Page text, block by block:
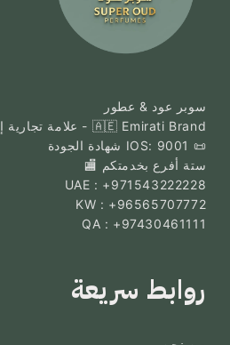
سوبر عود & عطور
🇦🇪 Emirati Brand - علامة تجارية إماراتية
📜 IOS: 9001 شهادة الجودة
ستة أفرع بخدمتكم 🏬
UAE : +971543222228
KW : +96565707772
QA : +97430461111
روابط سريعة